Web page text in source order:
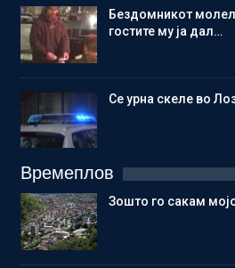
Бездомникот
гостите му ја дал…
Се урна скеле во
Времеплов
Зошто го сакам